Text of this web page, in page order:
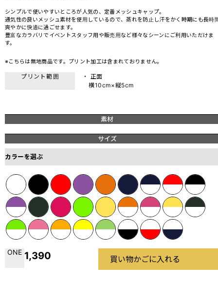
シンプルで使いやすいところが人気の、定番メッシュキャップ。
通気性の良いメッシュ素材を使用しているので、蒸れを防止し汗をかく時期にも長時
爽やかに快適に過ごせます。
豊富なカラバリでイベントスタッフ用や販売用など様々なシーンにご利用いただけま
す。
※こちらは無地商品です。プリント加工は含まれておりません。
プリント範囲
・ 正面
横10cm×縦5cm
素材
サイズ
カラーを選ぶ
ONE 1,390 買い物かごに入れる